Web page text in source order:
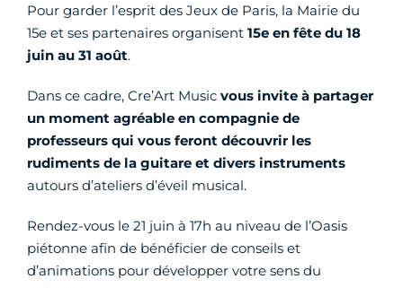
Pour garder l’esprit des Jeux de Paris, la Mairie du
15e et ses partenaires organisent 15e en fête du 18
juin au 31 août.
Dans ce cadre, Cre’Art Music vous invite à partager
un moment agréable en compagnie de
professeurs qui vous feront découvrir les
rudiments de la guitare et divers instruments
autours d’ateliers d’éveil musical.
Rendez-vous le 21 juin à 17h au niveau de l’Oasis
piétonne afin de bénéficier de conseils et
d’animations pour développer votre sens du